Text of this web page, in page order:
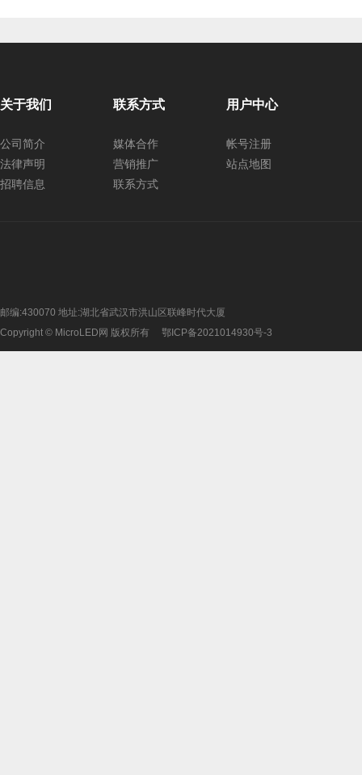
关于我们
公司简介
法律声明
招聘信息
联系方式
媒体合作
营销推广
联系方式
用户中心
帐号注册
站点地图
邮编:430070 地址:湖北省武汉市洪山区联峰时代大厦
Copyright © MicroLED网 版权所有 鄂ICP备2021014930号-3